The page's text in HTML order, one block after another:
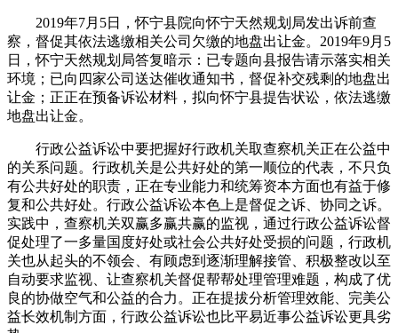
2019年7月5日，怀宁县院向怀宁天然规划局发出诉前查
察，督促其依法逃缴相关公司欠缴的地盘出让金。2019年9月5
日，怀宁天然规划局答复暗示：已专题向县报告请示落实相关
环境；已向四家公司送达催收通知书，督促补交残剩的地盘出
让金；正正在预备诉讼材料，拟向怀宁县提告状讼，依法逃缴
地盘出让金。
行政公益诉讼中要把握好行政机关取查察机关正在公益中
的关系问题。行政机关是公共好处的第一顺位的代表，不只负
有公共好处的职责，正在专业能力和统筹资本方面也有益于修
复和公共好处。行政公益诉讼本色上是督促之诉、协同之诉。
实践中，查察机关双赢多赢共赢的监视，通过行政公益诉讼督
促处理了一多量国度好处或社会公共好处受损的问题，行政机
关也从起头的不领会、有顾虑到逐渐理解接管、积极整改以至
自动要求监视、让查察机关督促帮帮处理管理难题，构成了优
良的协做空气和公益的合力。正在提拔分析管理效能、完美公
益长效机制方面，行政公益诉讼也比平易近事公益诉讼更具劣